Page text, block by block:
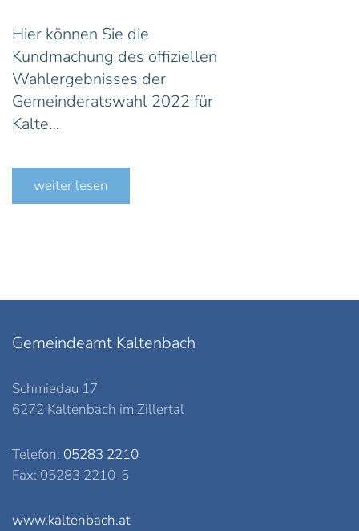
Hier können Sie die
Kundmachung des offiziellen
Wahlergebnisses der
Gemeinderatswahl 2022 für
Kalte…
weiter lesen
Gemeindeamt Kaltenbach
Schmiedau 17
6272 Kaltenbach im Zillertal
Telefon: 05283 2210
Fax: 05283 2210-5
www.kaltenbach.at